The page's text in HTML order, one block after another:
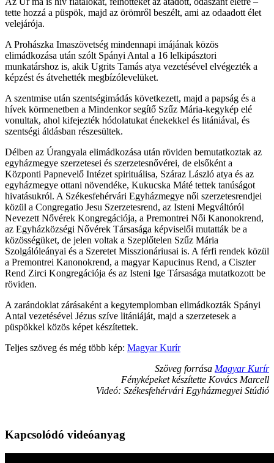
tette hozzá a püspök, majd az örömről beszélt, ami az odaadott élet
velejárója.
A Prohászka Imaszövetség mindennapi imájának közös
elimádkozása után szólt Spányi Antal a 16 lelkipásztori
munkatárshoz is, akik Ugrits Tamás atya vezetésével elvégezték a
képzést és átvehették megbízólevelüket.
A szentmise után szentségimádás következett, majd a papság és a
hívek körmenetben a Mindenkor segítő Szűz Mária-kegykép elé
vonultak, ahol kifejezték hódolatukat énekekkel és litániával, és
szentségi áldásban részesültek.
Délben az Úrangyala elimádkozása után röviden bemutatkoztak az
egyházmegye szerzetesei és szerzetesnővérei, de elsőként a
Központi Papnevelő Intézet spirituálisa, Száraz László atya és az
egyházmegye ottani növendéke, Kukucska Máté tettek tanúságot
hivatásukról. A Székesfehérvári Egyházmegye női szerzetesrendjei
közül a Congregatio Jesu Szerzetesrend, az Isteni Megváltóról
Nevezett Nővérek Kongregációja, a Premontrei Női Kanonokrend,
az Egyházközségi Nővérek Társasága képviselői mutatták be a
közösségüket, de jelen voltak a Szeplőtelen Szűz Mária
Szolgálóleányai és a Szeretet Misszionáriusai is. A férfi rendek közül
a Premontrei Kanonokrend, a magyar Kapucinus Rend, a Ciszter
Rend Zirci Kongregációja és az Isteni Ige Társasága mutatkozott be
röviden.
A zarándoklat zárásaként a kegytemplomban elimádkozták Spányi
Antal vezetésével Jézus szíve litániáját, majd a szerzetesek a
püspökkel közös képet készítettek.
Teljes szöveg és még több kép: Magyar Kurír
Szöveg forrása Magyar Kurír
Fényképeket készítette Kovács Marcell
Videó: Székesfehérvári Egyházmegyei Stúdió
Kapcsolódó videóanyag